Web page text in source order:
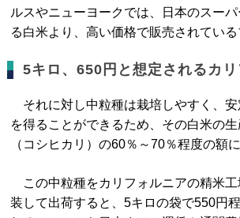
ルスやニューヨークでは、日本のスー
る白米より、高い価格で販売されている
5キロ、650円と想定されるカ
それに対し中粒種は栽培しやすく、
を得ることができるため、その白米の
（コシヒカリ）の60％～70％程度の額に
この中粒種をカリフォルニアの精米
装して出荷すると、5キロの袋で550円